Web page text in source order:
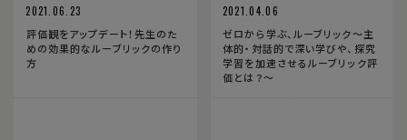
2021.06.23
評価観をアップデート！先生のた
めの効果的なルーブリックの作り
方
2021.04.06
ゼロから学ぶ、ルーブリック〜主
体的・対話的で深い学びや、探究
学習を加速させるルーブリック評
価とは？〜